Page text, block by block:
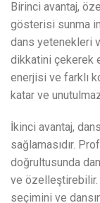
Birinci avantaj,
gösterisi sunma
dans yetenekleri
dikkatini çekerek
enerjisi ve farklı
katar ve
İkinci avantaj,
sağlamasıdır.
doğrultusunda
ve özelleştirebilir.
seçimini ve